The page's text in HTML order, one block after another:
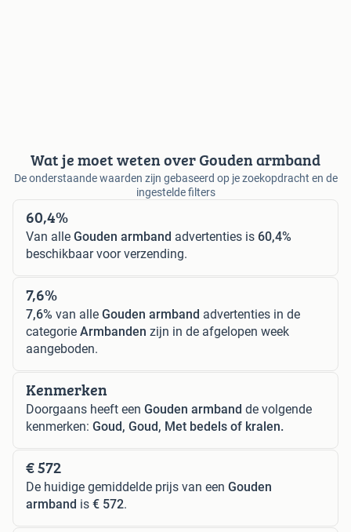
Wat je moet weten over Gouden armband
De onderstaande waarden zijn gebaseerd op je zoekopdracht en de
ingestelde filters
60,4%
Van alle Gouden armband advertenties is 60,4%
beschikbaar voor verzending.
7,6%
7,6% van alle Gouden armband advertenties in de
categorie Armbanden zijn in de afgelopen week
aangeboden.
Kenmerken
Doorgaans heeft een Gouden armband de volgende
kenmerken: Goud, Goud, Met bedels of kralen.
€ 572
De huidige gemiddelde prijs van een Gouden
armband is € 572.